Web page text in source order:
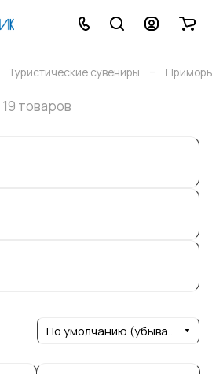
Туристические сувениры –
19 товаров
По умолчанию (убывание)